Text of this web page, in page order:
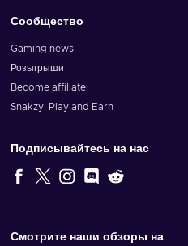
Сообщество
Gaming news
Розыгрыши
Become affiliate
Snakzy: Play and Earn
Подписывайтесь на нас
Смотрите наши обзоры на